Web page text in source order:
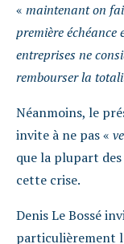
« maintenant on
première échéance
entreprises ne
rembourser la
Néanmoins, le
invite à ne pas «
que la plupart
cette crise.
Denis Le Bossé
particulièrement